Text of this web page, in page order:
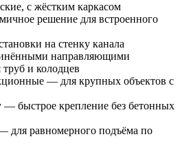
с жёстким каркасом
решение для встроенного
на стенку канала
направляющими
и колодцев
— для крупных объектов с
— быстрое крепление без бетонных
для равномерного подъёма по